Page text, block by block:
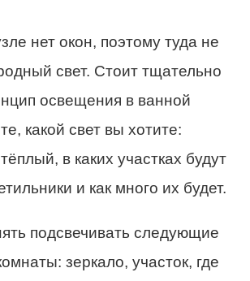
нет окон, поэтому туда не
свет. Стоит тщательно
освещения в ванной
какой свет вы хотите:
в каких участках будут
и как много их будет.
подсвечивать следующие
зеркало, участок, где